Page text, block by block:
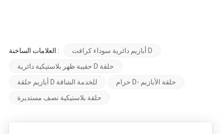
العلامات الساخنة :
أبازيم دائرية سوداء كرافت D
حقيبة ظهر بلاستيكية دائرية D حلقة
أبازيم حلقة D للخدمة الشاقة
حزام D- حلقة الأبازيم
حلقة بلاستيكية نصف مستديرة